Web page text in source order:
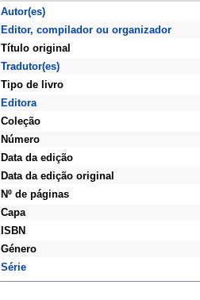
Autor(es)
Editor, compilador ou organizador
Título original
Tradutor(es)
Tipo de livro
Editora
Coleção
Número
Data da edição
Data da edição original
Nº de páginas
Capa
ISBN
Género
Série